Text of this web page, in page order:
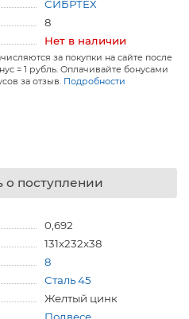
СИБРТЕХ
8
Нет в наличии
за покупки на сайте после
= 1 рубль. Оплачивайте бонусами
за отзыв. Подробности
о поступлении
0,692
131х232х38
8
Сталь 45
Желтый цинк
Подвесе